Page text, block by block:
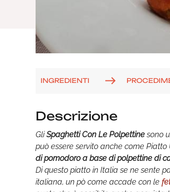
INGREDIENTI
Descrizione
GliSpaghetti Con Le Polpettinesono
può essere servito anche come
di pomodoro a base di polpettine di
Di questo piatto in Italia se ne sente
italiana, un pò come accade con le